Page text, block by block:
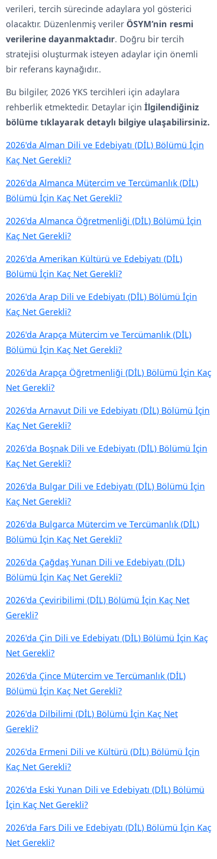
verileri, tercih sürecinde adaylara yol gösterici
olacaktır. Düzenlenmiş veriler ÖSYM’nin resmi
verilerine dayanmaktadır. Doğru bir tercih
stratejisi oluşturmak isteyen adaylar için önemli
bir referans kaynağıdır..
Bu bilgiler, 2026 YKS tercihleri için adaylara
rehberlik etmektedir. Detaylar için İlgilendiğiniz
bölüme tıklayarak detaylı bilgiye ulaşabilirsiniz.
2026'da Alman Dili ve Edebiyatı (DİL) Bölümü İçin
Kaç Net Gerekli?
2026'da Almanca Mütercim ve Tercümanlık (DİL)
Bölümü İçin Kaç Net Gerekli?
2026'da Almanca Öğretmenliği (DİL) Bölümü İçin
Kaç Net Gerekli?
2026'da Amerikan Kültürü ve Edebiyatı (DİL)
Bölümü İçin Kaç Net Gerekli?
2026'da Arap Dili ve Edebiyatı (DİL) Bölümü İçin
Kaç Net Gerekli?
2026'da Arapça Mütercim ve Tercümanlık (DİL)
Bölümü İçin Kaç Net Gerekli?
2026'da Arapça Öğretmenliği (DİL) Bölümü İçin Kaç
Net Gerekli?
2026'da Arnavut Dili ve Edebiyatı (DİL) Bölümü İçin
Kaç Net Gerekli?
2026'da Boşnak Dili ve Edebiyatı (DİL) Bölümü İçin
Kaç Net Gerekli?
2026'da Bulgar Dili ve Edebiyatı (DİL) Bölümü İçin
Kaç Net Gerekli?
2026'da Bulgarca Mütercim ve Tercümanlık (DİL)
Bölümü İçin Kaç Net Gerekli?
2026'da Çağdaş Yunan Dili ve Edebiyatı (DİL)
Bölümü İçin Kaç Net Gerekli?
2026'da Çeviribilimi (DİL) Bölümü İçin Kaç Net
Gerekli?
2026'da Çin Dili ve Edebiyatı (DİL) Bölümü İçin Kaç
Net Gerekli?
2026'da Çince Mütercim ve Tercümanlık (DİL)
Bölümü İçin Kaç Net Gerekli?
2026'da Dilbilimi (DİL) Bölümü İçin Kaç Net
Gerekli?
2026'da Ermeni Dili ve Kültürü (DİL) Bölümü İçin
Kaç Net Gerekli?
2026'da Eski Yunan Dili ve Edebiyatı (DİL) Bölümü
İçin Kaç Net Gerekli?
2026'da Fars Dili ve Edebiyatı (DİL) Bölümü İçin Kaç
Net Gerekli?